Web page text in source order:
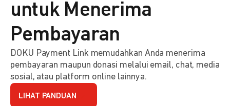
untuk Menerima
Pembayaran
DOKU Payment Link memudahkan Anda menerima
pembayaran maupun donasi melalui email, chat, media
sosial, atau platform online lainnya.
LIHAT PANDUAN